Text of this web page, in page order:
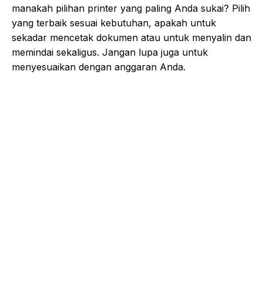
manakah pilihan printer yang paling Anda sukai? Pilih
yang terbaik sesuai kebutuhan, apakah untuk
sekadar mencetak dokumen atau untuk menyalin dan
memindai sekaligus. Jangan lupa juga untuk
menyesuaikan dengan anggaran Anda.